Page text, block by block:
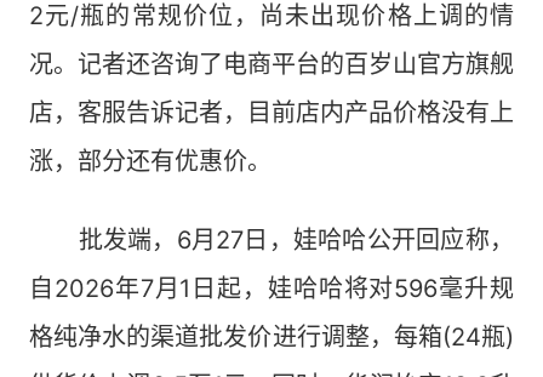
2元/瓶的常规价位，尚未出现价格上调的情
况。记者还咨询了电商平台的百岁山官方旗舰
店，客服告诉记者，目前店内产品价格没有上
涨，部分还有优惠价。
批发端，6月27日，娃哈哈公开回应称，
自2026年7月1日起，娃哈哈将对596毫升规
格纯净水的渠道批发价进行调整，每箱(24瓶)